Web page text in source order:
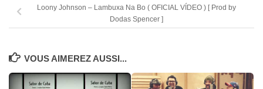
Loony Johnson – Lambuxa Na Bo ( OFICIAL VÍDEO ) [ Prod by
Dodas Spencer ]
VOUS AIMEREZ AUSSI...